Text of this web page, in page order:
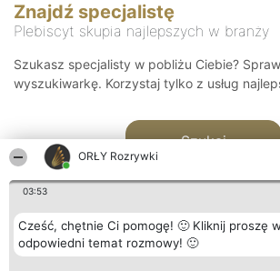
ORŁY Rozrywki
03:53
Cześć, chętnie Ci pomogę! 🙂 Kliknij proszę
odpowiedni temat rozmowy! 🙂
Znajdź specjalistę
Plebiscyt skupia najlepszych w branży
Szukasz specjalisty w pobliżu Ciebie?
wyszukiwarkę. Korzystaj tylko z usług
Szukaj